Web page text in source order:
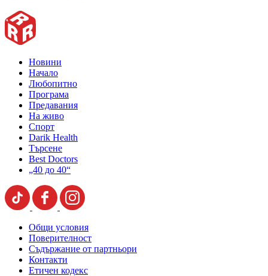
Новини
Начало
Любопитно
Програма
Предавания
На живо
Спорт
Darik Health
Търсене
Best Doctors
„40 до 40“
Общи условия
Поверителност
Съдържание от партньори
Контакти
Етичен кодекс